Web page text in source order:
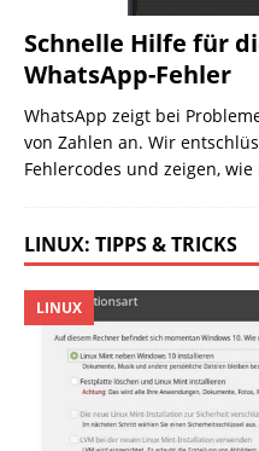
Schnelle Hilfe für
WhatsApp-Fehler
WhatsApp zeigt bei
von Zahlen an. Wir
Fehlercodes und zeigen, wie
LINUX: TIPPS & TRICKS
LINUX